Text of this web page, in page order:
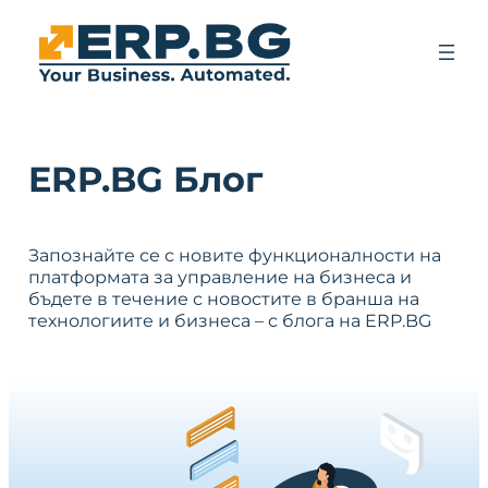
ERP.BG Блог
Запознайте се с новите функционалности на
платформата за управление на бизнеса и
бъдете в течение с новостите в бранша на
технологиите и бизнеса – с блога на ERP.BG